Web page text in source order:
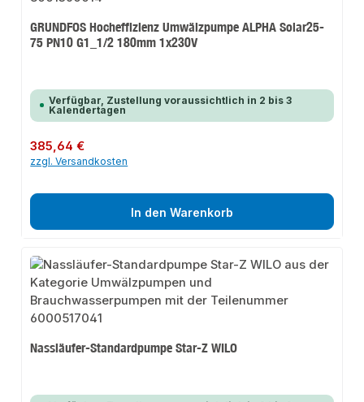
GRUNDFOS Hocheffizienz Umwälzpumpe ALPHA Solar25-
75 PN10 G1_1/2 180mm 1x230V
Verfügbar, Zustellung voraussichtlich in 2 bis 3
Kalendertagen
Regulärer Preis:
385,64 €
zzgl. Versandkosten
In den Warenkorb
Nassläufer-Standardpumpe Star-Z WILO